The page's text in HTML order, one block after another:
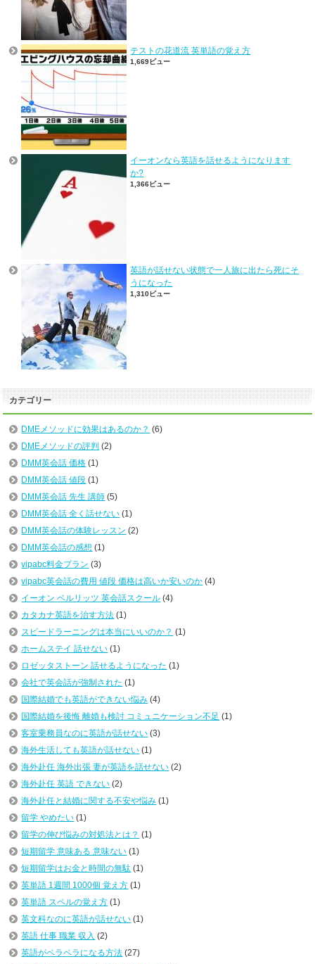
テストの花道流 英単語の覚え方
1,669ビュー
イーオンなら英語を話せるようになります
か?
1,366ビュー
英語が話せない状態で一人旅に出たら死にそ
うになった
1,310ビュー
カテゴリー
DMEメソッドに効果はあるのか？ (6)
DMEメソッドの評判 (2)
DMM英会話 価格 (1)
DMM英会話 値段 (1)
DMM英会話 先生 講師 (5)
DMM英会話 全く話せない (1)
DMM英会話の体験レッスン (2)
DMM英会話の感想 (1)
vipabc料金プラン (3)
vipabc英会話の費用 値段 価格は高いか安いのか (4)
イーオン ベルリッツ 英会話スクール (4)
カタカナ英語を治す方法 (1)
スピードラーニングは本当にいいのか？ (1)
ホームステイ 話せない (1)
ロゼッタストーン 話せるようになった (1)
会社で英会話が強制された (1)
国際結婚でも英語ができない悩み (4)
国際結婚を後悔 離婚も検討 コミュニケーション不足 (1)
客室乗務員なのに英語が話せない (3)
海外生活しても英語が話せない (1)
海外赴任 海外出張 妻が英語を話せない (2)
海外赴任 英語 できない (2)
海外赴任と結婚に関する不安や悩み (1)
留学 やめたい (1)
留学の伸び悩みの対処法とは？ (1)
短期留学 意味ある 意味ない (1)
短期留学はお金と時間の無駄 (1)
英単語 1週間 1000個 覚え方 (1)
英単語 スペルの覚え方 (1)
英文科なのに英語が話せない (1)
英語 仕事 職業 収入 (2)
英語がペラペラになる方法 (27)